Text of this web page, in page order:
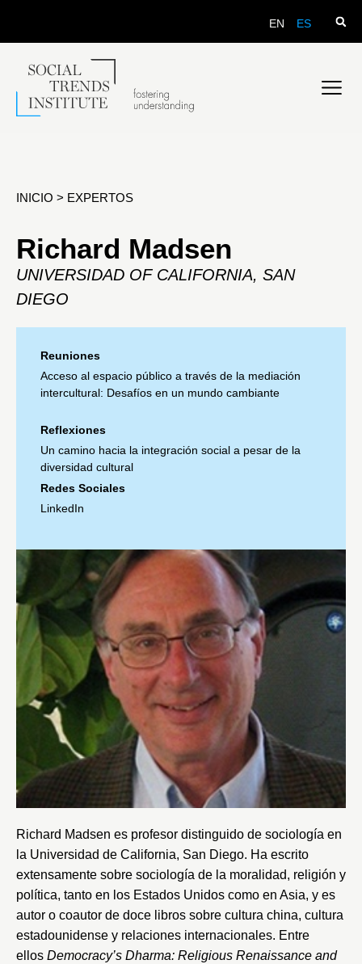
EN ES
INICIO > EXPERTOS
Richard Madsen
UNIVERSIDAD OF CALIFORNIA, SAN
DIEGO
Reuniones
Acceso al espacio público a través de la mediación
intercultural: Desafíos en un mundo cambiante
Reflexiones
Un camino hacia la integración social a pesar de la
diversidad cultural
Redes Sociales
LinkedIn
Richard Madsen es profesor distinguido de sociología en
la Universidad de California, San Diego. Ha escrito
extensamente sobre sociología de la moralidad, religión y
política, tanto en los Estados Unidos como en Asia, y es
autor o coautor de doce libros sobre cultura china, cultura
estadounidense y relaciones internacionales. Entre
ellos Democracy’s Dharma: Religious Renaissance and